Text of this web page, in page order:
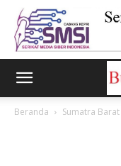
Beranda Sumatra Barat